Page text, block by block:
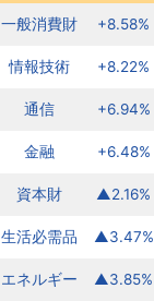
一般消費財 +8.58%
情報技術 +8.22%
通信 +6.94%
金融 +6.48%
資本財 ▲2.16%
生活必需品 ▲3.47%
エネルギー ▲3.85%